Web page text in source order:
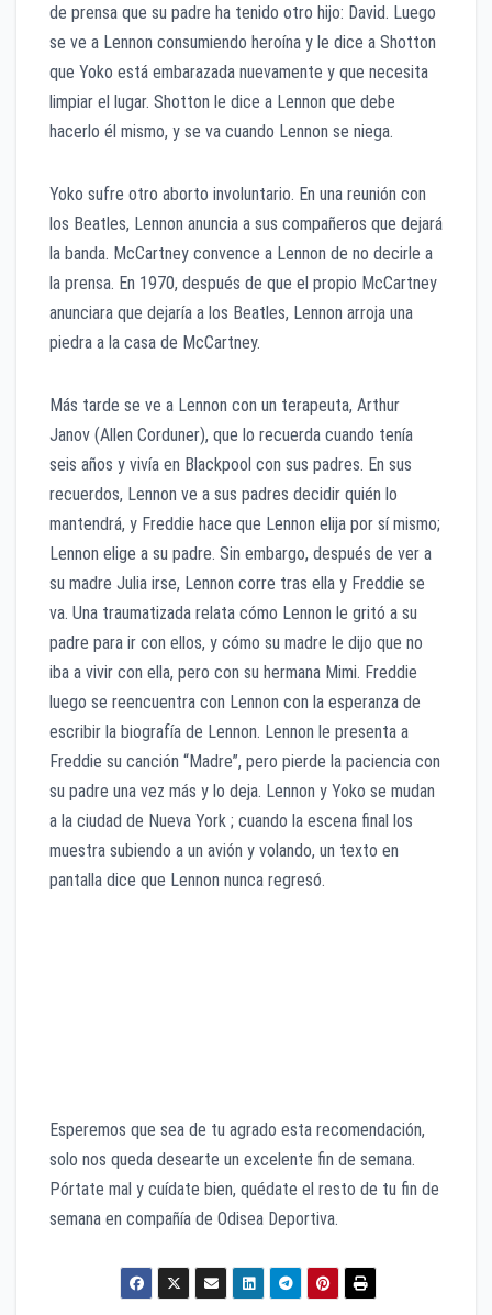
de prensa que su padre ha tenido otro hijo: David. Luego
se ve a Lennon consumiendo heroína y le dice a Shotton
que Yoko está embarazada nuevamente y que necesita
limpiar el lugar. Shotton le dice a Lennon que debe
hacerlo él mismo, y se va cuando Lennon se niega.
Yoko sufre otro aborto involuntario. En una reunión con
los Beatles, Lennon anuncia a sus compañeros que dejará
la banda. McCartney convence a Lennon de no decirle a
la prensa. En 1970, después de que el propio McCartney
anunciara que dejaría a los Beatles, Lennon arroja una
piedra a la casa de McCartney.
Más tarde se ve a Lennon con un terapeuta, Arthur
Janov (Allen Corduner), que lo recuerda cuando tenía
seis años y vivía en Blackpool con sus padres. En sus
recuerdos, Lennon ve a sus padres decidir quién lo
mantendrá, y Freddie hace que Lennon elija por sí mismo;
Lennon elige a su padre. Sin embargo, después de ver a
su madre Julia irse, Lennon corre tras ella y Freddie se
va. Una traumatizada relata cómo Lennon le gritó a su
padre para ir con ellos, y cómo su madre le dijo que no
iba a vivir con ella, pero con su hermana Mimi. Freddie
luego se reencuentra con Lennon con la esperanza de
escribir la biografía de Lennon. Lennon le presenta a
Freddie su canción “Madre”, pero pierde la paciencia con
su padre una vez más y lo deja. Lennon y Yoko se mudan
a la ciudad de Nueva York ; cuando la escena final los
muestra subiendo a un avión y volando, un texto en
pantalla dice que Lennon nunca regresó.
Esperemos que sea de tu agrado esta recomendación,
solo nos queda desearte un excelente fin de semana.
Pórtate mal y cuídate bien, quédate el resto de tu fin de
semana en compañía de Odisea Deportiva.